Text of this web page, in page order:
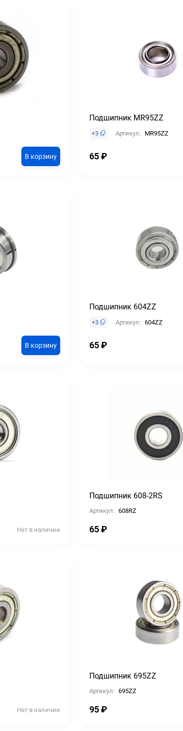
В корзину
Подшипник MR95ZZ
+3 Артикул: MR95ZZ
65₽
В корзину
Подшипник 604ZZ
+3 Артикул: 604ZZ
65₽
Нет в наличии
Подшипник 608-2RS
Артикул: 608RZ
65₽
Нет в наличии
Подшипник 695ZZ
Артикул: 695ZZ
95₽